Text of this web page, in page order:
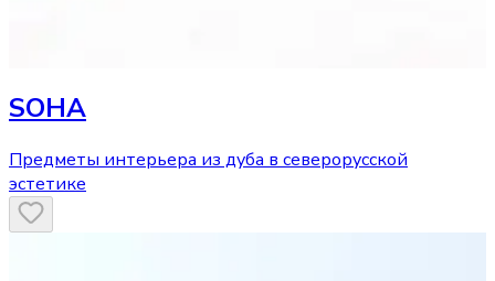
SOHA
Предметы интерьера из дуба в северорусской
эстетике